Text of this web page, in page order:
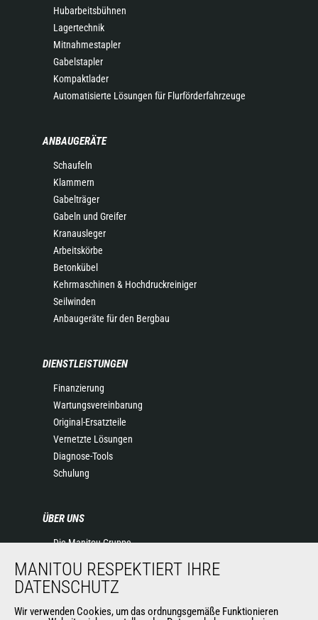
Hubarbeitsbühnen
Lagertechnik
Mitnahmestapler
Gabelstapler
Kompaktlader
Automatisierte Lösungen für Flurförderfahrzeuge
ANBAUGERÄTE
Schaufeln
Klammern
Gabelträger
Gabeln und Greifer
Kranausleger
Arbeitskörbe
Betonkübel
Kehrmaschinen & Hochdruckreiniger
Seilwinden
Anbaugeräte für den Bergbau
DIENSTLEISTUNGEN
Finanzierung
Wartungsvereinbarung
Original-Ersatzteile
Vernetzte Lösungen
Diagnose-Tools
Schulung
ÜBER UNS
Die Manitou-Gruppe
Impressum
Datenschutz
Veranstaltungen
MANITOU RESPEKTIERT IHRE
DATENSCHUTZ
Wir verwenden Cookies, um das ordnungsgemäße Funktionieren